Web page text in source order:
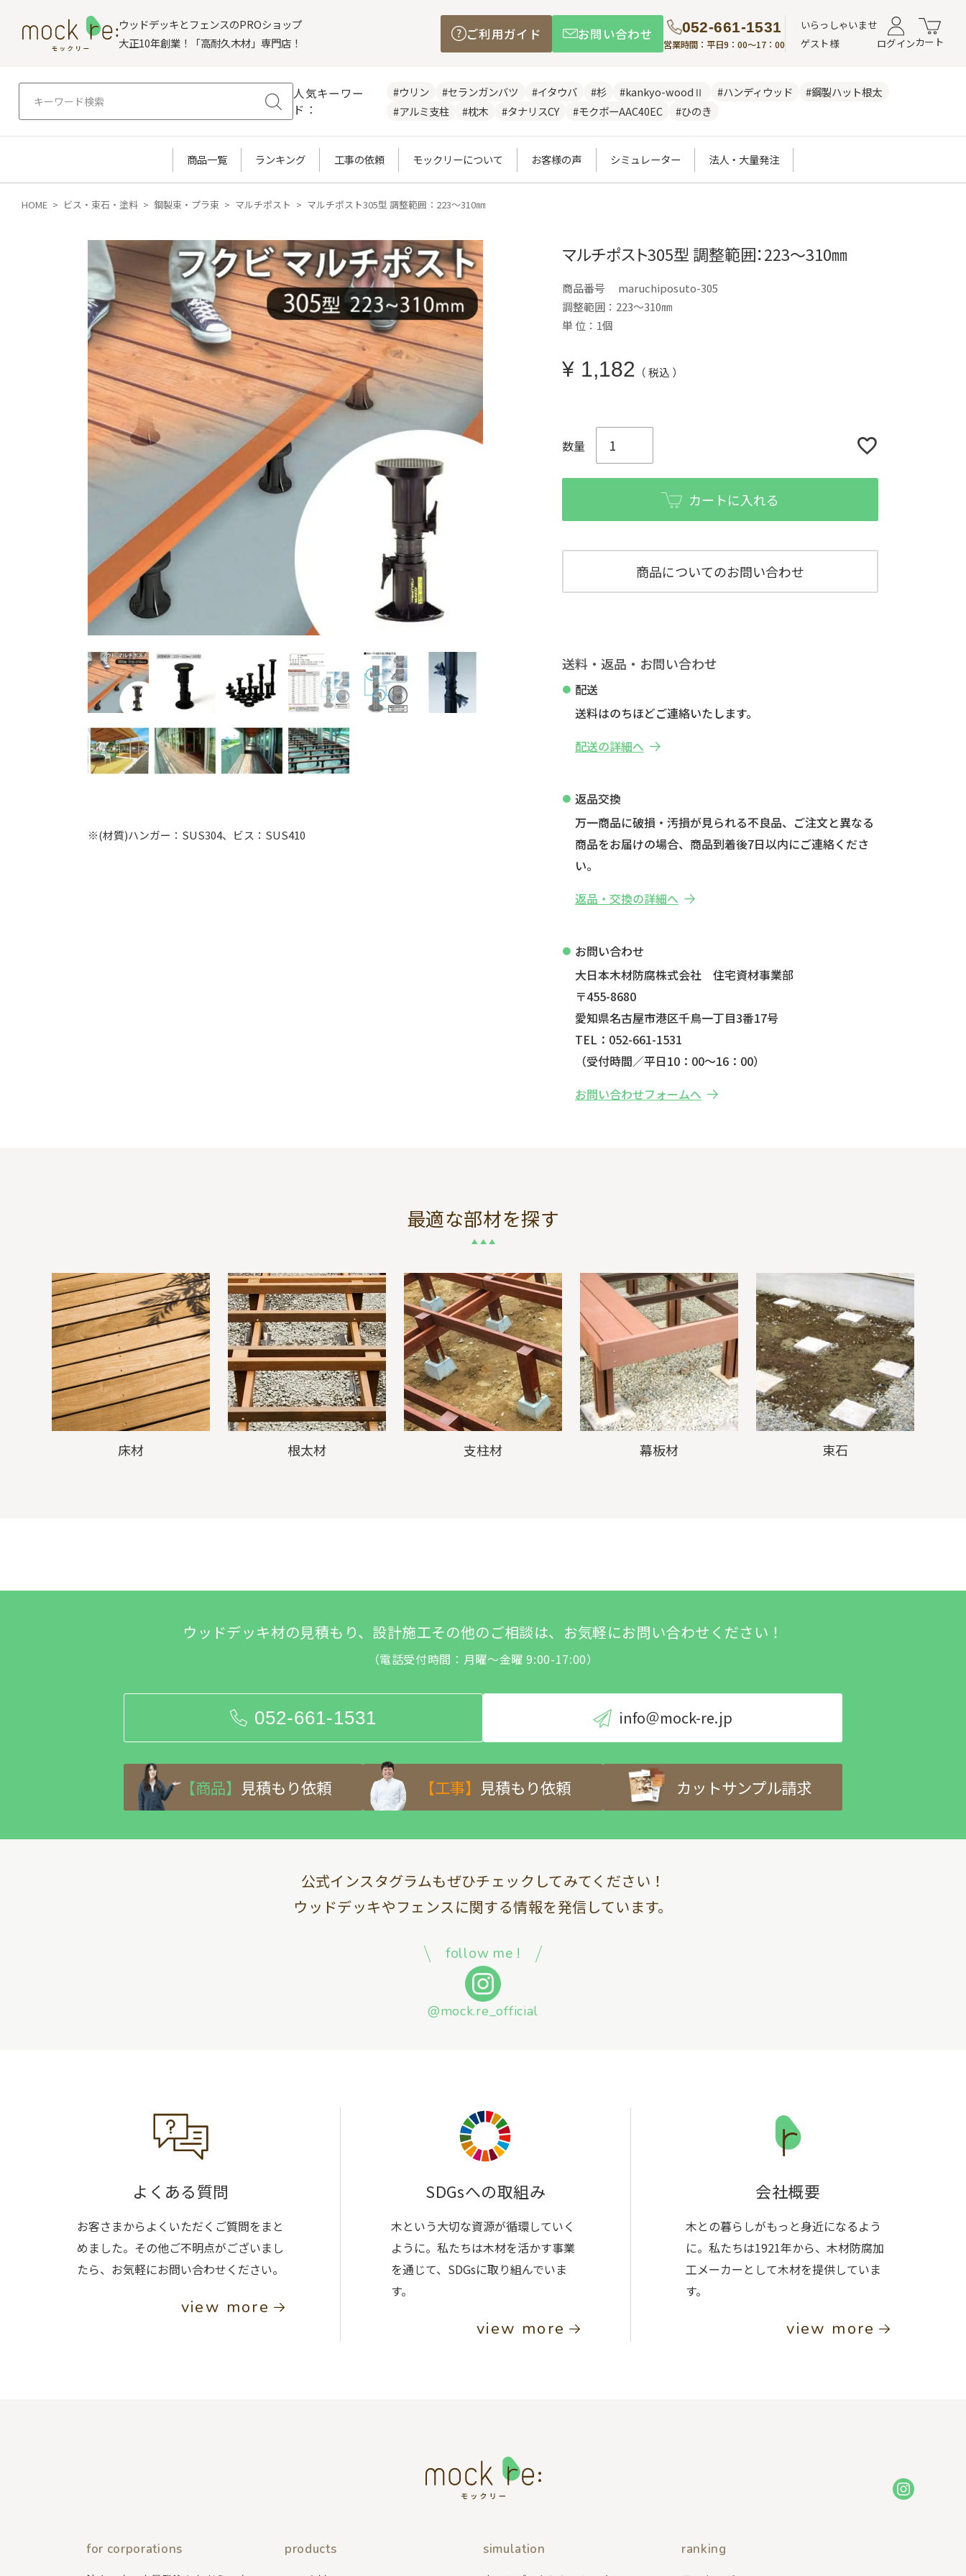
ウッドデッキとフェンスのPROショップ
大正10年創業！「高耐久木材」専門店！
ご利用ガイド お問い合わせ 052-661-1531
営業時間：平日9：00～17：00
いらっしゃいませ
ゲスト様
ログインカート
人気キーワー
ド：
#ウリン #セランガンバツ #イタウバ #杉 #kankyo-woodⅡ #ハンディウッド
#鋼製ハット根太
#アルミ支柱
#枕木 #タナリスCY #モクボーAAC40EC #ひのき
商品一覧 ランキング 工事の依頼 モックリーについて お客様の声 シミュレーター 法人・大量発注
HOME ビス・束石・塗料 鋼製束・プラ束 マルチポスト マルチポスト305型 調整範囲：223～310㎜
※(材質)ハンガー：SUS304、ビス：SUS410
マルチポスト305型 調整範囲：223～310㎜
商品番号
maruchiposuto-305
調整範囲：223～310㎜
単 位：1個
¥ 1,182 税込
カートに入れる
商品についてのお問い合わせ
送料・返品・お問い合わせ
配送
送料はのちほどご連絡いたします。
配送の詳細へ
返品交換
万一商品に破損・汚損が見られる不良品、ご注文と異なる
商品をお届けの場合、商品到着後7日以内にご連絡くださ
い。
返品・交換の詳細へ
お問い合わせ
大日本木材防腐株式会社 住宅資材事業部
〒455-8680
愛知県名古屋市港区千鳥一丁目3番17号
TEL：052-661-1531
（受付時間／平日10：00～16：00）
お問い合わせフォームへ
最適な部材を探す
床材 根太材 支柱材 幕板材 束石
ウッドデッキ材の見積もり、設計施工その他のご相談は、お気軽にお問い合わせください！
（電話受付時間：月曜～金曜 9:00-17:00）
052-661-1531 info＠mock-re.jp
【商品】 見積もり依頼 【工事】 見積もり依頼 カットサンプル請求
公式インスタグラムもぜひチェックしてみてください！
ウッドデッキやフェンスに関する情報を発信しています。
follow me !
@mock.re_official
よくある質問
お客さまからよくいただくご質問をまと
めました。その他ご不明点がございまし
たら、お気軽にお問い合わせください。
view more
SDGsへの取組み
木という大切な資源が循環していく
ように。私たちは木材を活かす事業
を通じて、SDGsに取り組んでいま
す。
view more
会社概要
木との暮らしがもっと身近になるよう
に。私たちは1921年から、木材防腐加
工メーカーとして木材を提供していま
す。
view more
for corporations products simulation ranking